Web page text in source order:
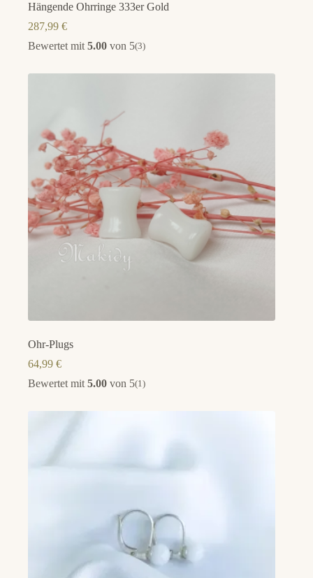
Hängende Ohrringe 333er Gold
287,99 €
Bewertet mit 5.00 von 5(3)
Ohr-Plugs
64,99 €
Bewertet mit5.00 von 5(1)